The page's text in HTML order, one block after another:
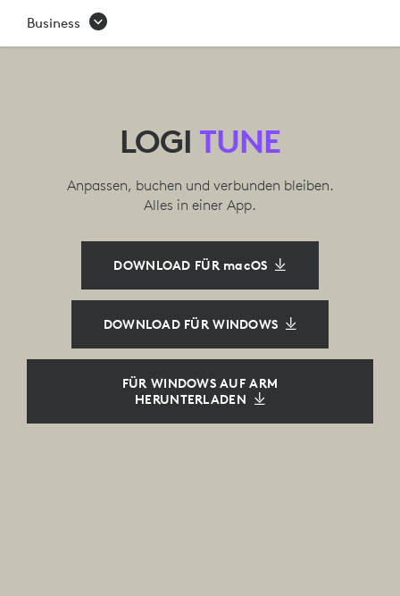
LOGI
LOGITECH
Business
LOGI TUNE
Anpassen, buchen und verbunden bleiben.
Alles in einer App.
DOWNLOAD FÜR macOS
DOWNLOAD FÜR WINDOWS
FÜR WINDOWS AUF ARM
HERUNTERLADEN